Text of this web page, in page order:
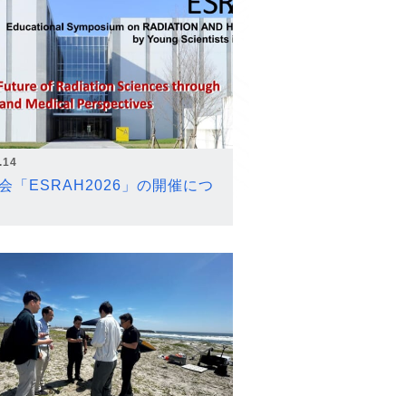
「ESRAH2026」の開催につ